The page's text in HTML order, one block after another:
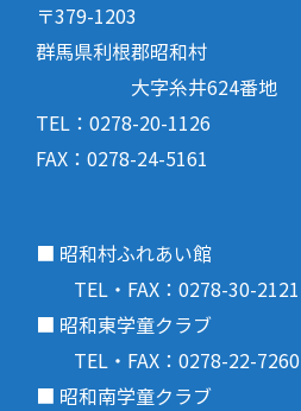
〒379-1203
群馬県利根郡昭和村
大字糸井624番地
TEL：0278-20-1126
FAX：0278-24-5161
■ 昭和村ふれあい館
TEL・FAX：0278-30-2121
■ 昭和東学童クラブ
TEL・FAX：0278-22-7260
■ 昭和南学童クラブ